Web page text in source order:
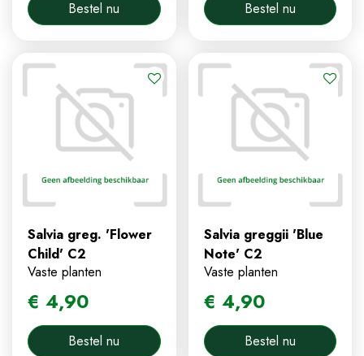
Bestel nu Bestel nu
Salvia greg. 'Flower
Child' C2
Vaste planten
€ 4,90
Bestel nu
Salvia greggii 'Blue
Note' C2
Vaste planten
€ 4,90
Bestel nu